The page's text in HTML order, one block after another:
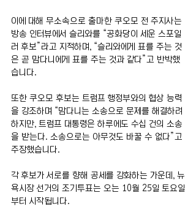
이에 대해 무소속으로 출마한 쿠오모 전 주지사는
방송 인터뷰에서 슬리와를 “공화당이 세운 스포일
러 후보”라고 지적하며, “슬리와에게 표를 주는 것
은 곧 맘다니에게 표를 주는 것과 같다”고 반박했
습니다.
또한 쿠오모 후보는 트럼프 행정부와의 협상 능력
을 강조하며 “맘다니는 소송으로 문제를 해결하려
하지만, 트럼프 대통령은 하루에도 수십 건의 소송
을 받는다. 소송으로는 아무것도 바꿀 수 없다”고
주장했습니다.
각 후보가 서로를 향해 공세를 강화하는 가운데, 뉴
욕시장 선거의 조기투표는 오는 10월 25일 토요일
부터 시작됩니다.